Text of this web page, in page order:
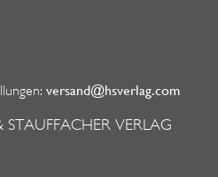
versand@hsverlag.com
VERLAG